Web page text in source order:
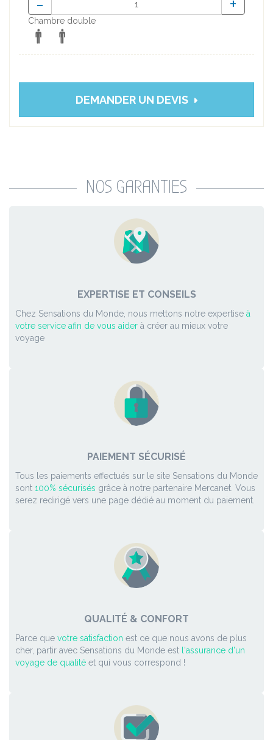
Chambre double
DEMANDER UN DEVIS
NOS GARANTIES
EXPERTISE ET CONSEILS
Chez Sensations du Monde, nous mettons notre expertise à
votre service afin de vous aider à créer au mieux votre
voyage
PAIEMENT SÉCURISÉ
Tous les paiements effectués sur le site Sensations du Monde
sont 100% sécurisés grâce à notre partenaire Mercanet. Vous
serez redirigé vers une page dédié au moment du paiement.
QUALITÉ & CONFORT
Parce que votre satisfaction est ce que nous avons de plus
cher, partir avec Sensations du Monde est l'assurance d'un
voyage de qualité et qui vous correspond !